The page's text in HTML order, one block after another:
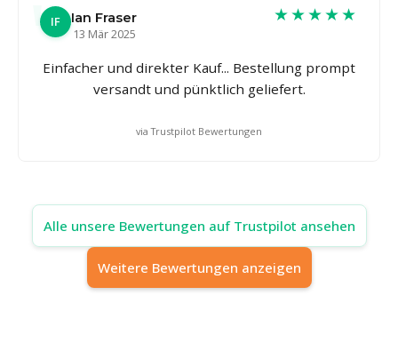
IF
Ian Fraser
13 Mär 2025
★★★★★
Einfacher und direkter Kauf... Bestellung prompt
versandt und pünktlich geliefert.
via Trustpilot Bewertungen
Alle unsere Bewertungen auf Trustpilot ansehen
Weitere Bewertungen anzeigen